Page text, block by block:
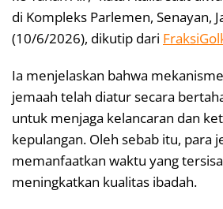
di Kompleks Parlemen, Senayan,
(10/6/2026), dikutip dari
Ia menjelaskan bahwa
jemaah telah diatur secara
untuk menjaga kelancaran dan
kepulangan. Oleh sebab itu, para
memanfaatkan waktu yang
meningkatkan kualitas ibadah.